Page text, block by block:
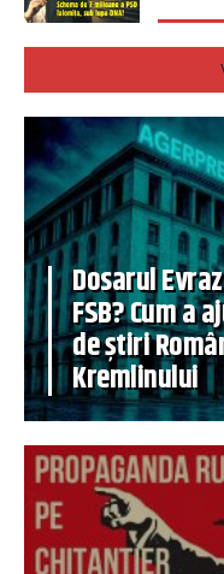
Dosarul
FSB? Cum a
de știri
Kremlinului